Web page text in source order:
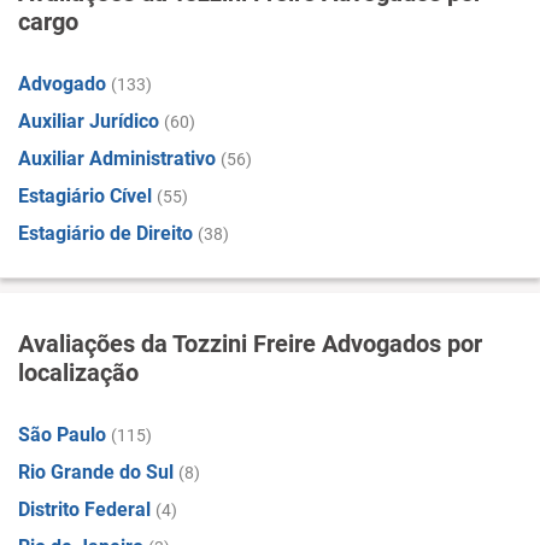
cargo
Advogado (133)
Auxiliar Jurídico (60)
Auxiliar Administrativo (56)
Estagiário Cível (55)
Estagiário de Direito (38)
Avaliações da Tozzini Freire Advogados por
localização
São Paulo (115)
Rio Grande do Sul (8)
Distrito Federal (4)